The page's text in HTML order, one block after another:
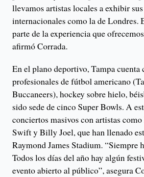
llevamos artistas locales a exhibir
internacionales como la de Londres.
parte de la experiencia que
afirmó Corrada.
En el plano deportivo, Tampa cuenta
profesionales de fútbol americano
Buccaneers), hockey sobre hielo,
sido sede de cinco Super Bowls. A
conciertos masivos con artistas
Swift y Billy Joel, que han llenado
Raymond James Stadium. “Siempre
Todos los días del año hay algún
evento abierto al público”, asegura